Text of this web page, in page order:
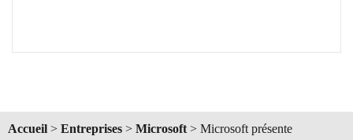
Accueil > Entreprises > Microsoft> Microsoft présente